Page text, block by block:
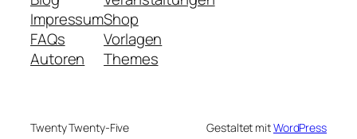
Impressum
FAQs
Autoren
Shop
Vorlagen
Themes
Twenty Twenty-Five Gestaltet mitWordPress